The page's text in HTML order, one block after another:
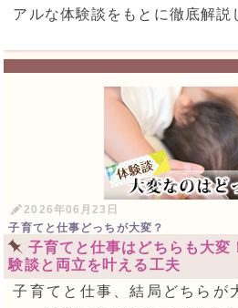
アルな体験談をもとに徹底解説
2026年06月23日
子育てと仕事どっちが大変？
子育てと仕事はどちらも大変
験談と両立を叶える工夫
子育てと仕事、結局どちらが